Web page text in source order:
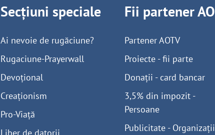
Secțiuni speciale
Ai nevoie de rugăciune?
Rugaciune-Prayerwall
Devoțional
Creaționism
Pro-Viață
Fii partener AO
Partener AOTV
Proiecte - fii parte
Donații - card bancar
3,5% din impozit -
Persoane
Publicitate - Organizații